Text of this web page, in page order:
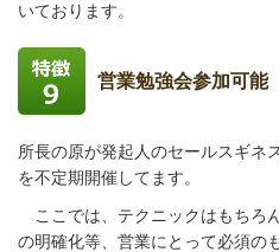
いております。
営業勉強会参加可能
所長の原が発起人のセールスギネ
を不定期開催してます。
ここでは、テクニックはもちろ
の明確化等、営業にとって必須の